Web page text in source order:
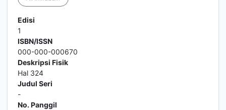
Edisi
1
ISBN/ISSN
000-000-000670
Deskripsi Fisik
Hal 324
Judul Seri
-
No. Panggil